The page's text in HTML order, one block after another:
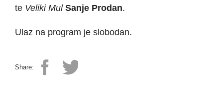
te Veliki Mul Sanje Prodan.
Ulaz na program je slobodan.
Share: